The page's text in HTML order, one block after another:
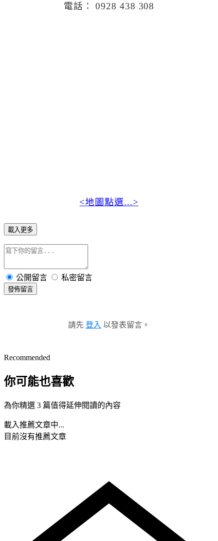
電話： 0928 438 308
<地圖點選...>
載入更多
公開留言 私密留言
發佈留言
請先 登入 以發表留言。
Recommended
你可能也喜歡
為你精選 3 篇值得延伸閱讀的內容
載入推薦文章中...
目前沒有推薦文章